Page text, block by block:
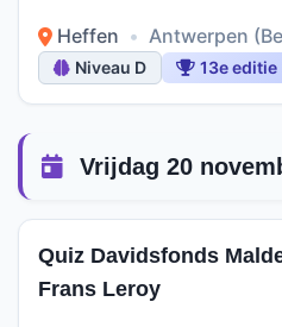
Heffen • Antwerpen
Niveau D 13e editie
Vrijdag 20
Quiz Davidsfonds
Frans Leroy